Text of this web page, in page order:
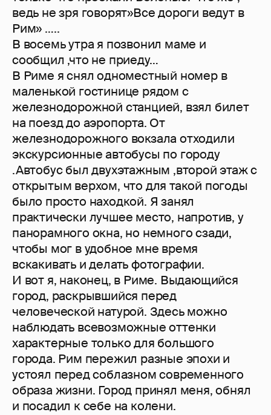
ведь не зря говорят»Все дороги ведут в
Рим» …..
В восемь утра я позвонил маме и
сообщил ,что не приеду…
В Риме я снял одноместный номер в
маленькой гостинице рядом с
железнодорожной станцией, взял билет
на поезд до аэропорта. От
железнодорожного вокзала отходили
экскурсионные автобусы по городу
.Автобус был двухэтажным ,второй этаж с
открытым верхом, что для такой погоды
было просто находкой. Я занял
практически лучшее место, напротив, у
панорамного окна, но немного сзади,
чтобы мог в удобное мне время
вскакивать и делать фотографии.
И вот я, наконец, в Риме. Выдающийся
город, раскрывшийся перед
человеческой натурой. Здесь можно
наблюдать всевозможные оттенки
характерные только для большого
города. Рим пережил разные эпохи и
устоял перед соблазном современного
образа жизни. Город принял меня, обнял
и посадил к себе на колени.